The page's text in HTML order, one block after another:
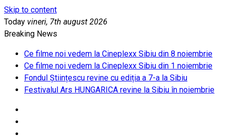
Skip to content
Today vineri, 7th august 2026
Breaking News
Ce filme noi vedem la Cineplexx Sibiu din 8 noiembrie
Ce filme noi vedem la Cineplexx Sibiu din 1 noiembrie
Fondul Științescu revine cu ediția a 7-a la Sibiu
Festivalul Ars HUNGARICA revine la Sibiu în noiembrie